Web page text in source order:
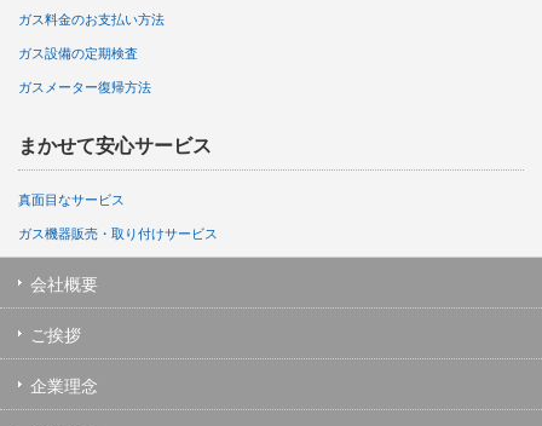
ガス料金のお支払い方法
ガス設備の定期検査
ガスメーター復帰方法
まかせて安心サービス
真面目なサービス
ガス機器販売・取り付けサービス
会社概要
ご挨拶
企業理念